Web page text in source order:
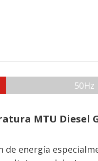
50Hz
MTU
energía